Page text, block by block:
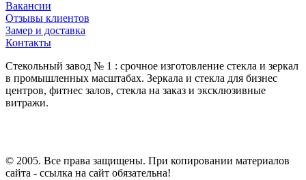
Вакансии
Отзывы клиентов
Замер и доставка
Контакты
Стекольный завод № 1 : срочное изготовление стекла и зеркал
в промышленных масштабах. Зеркала и стекла для бизнес
центров, фитнес залов, стекла на заказ и эксклюзивные
витражи.
© 2005. Все права защищены. При копировании материалов
сайта - ссылка на сайт обязательна!